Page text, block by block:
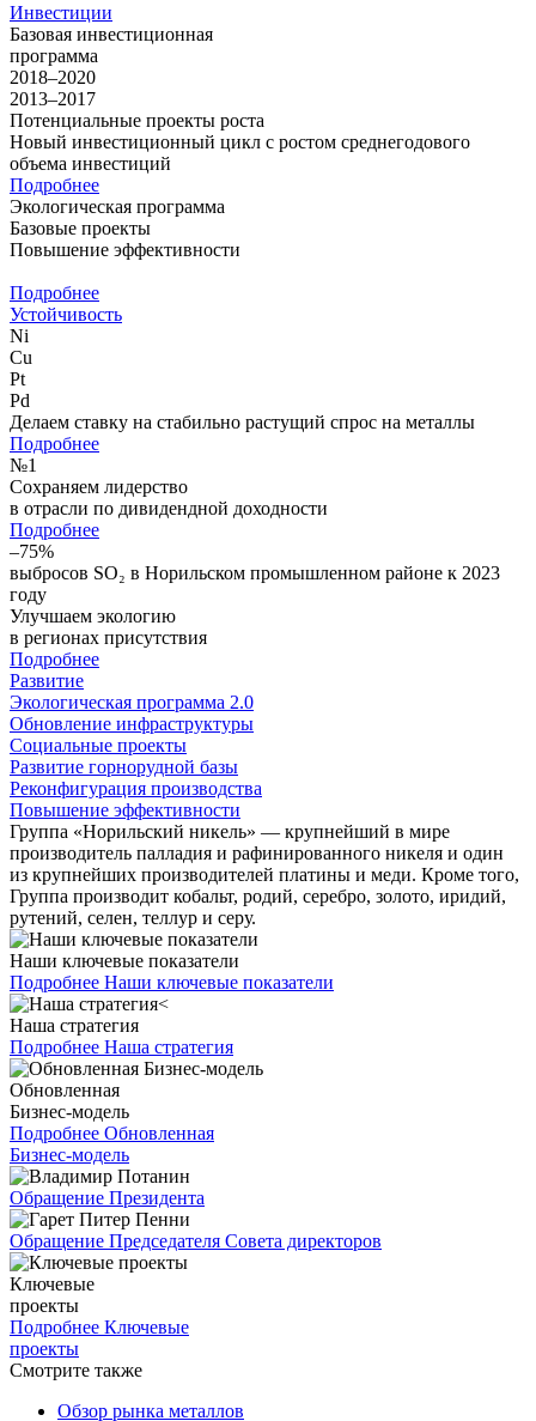
Инвестиции
Базовая инвестиционная
программа
2018–2020
2013–2017
Потенциальные проекты роста
Новый инвестиционный цикл с ростом среднегодового
объема инвестиций
Подробнее
Экологическая программа
Базовые проекты
Повышение эффективности
Подробнее
Устойчивость
Ni
Cu
Pt
Pd
Делаем ставку на стабильно растущий спрос на металлы
Подробнее
№1
Сохраняем лидерство
в отрасли по дивидендной доходности
Подробнее
–75%
выбросов SO₂ в Норильском промышленном районе к 2023
году
Улучшаем экологию
в регионах присутствия
Подробнее
Развитие
Экологическая программа 2.0
Обновление инфраструктуры
Социальные проекты
Развитие горнорудной базы
Реконфигурация производства
Повышение эффективности
Группа «Норильский никель» — крупнейший в мире
производитель палладия и рафинированного никеля и один
из крупнейших производителей платины и меди. Кроме того,
Группа производит кобальт, родий, серебро, золото, иридий,
рутений, селен, теллур и серу.
Наши ключевые показатели
Подробнее Наши ключевые показатели
Наша стратегия
Подробнее Наша стратегия
Обновленная
Бизнес-модель
Подробнее Обновленная
Бизнес-модель
Обращение Президента
Обращение Председателя Совета директоров
Ключевые
проекты
Подробнее Ключевые
проекты
Смотрите также
Обзор рынка металлов